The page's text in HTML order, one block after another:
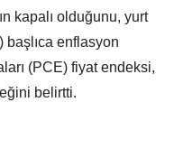
kapalı olduğunu, yurt
başlıca enflasyon
(PCE) fiyat endeksi,
belirtti.